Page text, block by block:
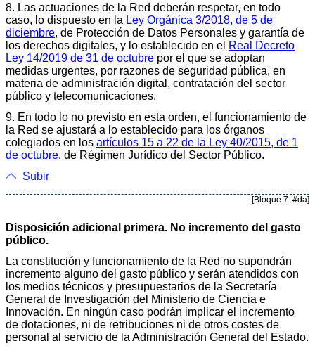
8. Las actuaciones de la Red deberán respetar, en todo
caso, lo dispuesto en la Ley Orgánica 3/2018, de 5 de
diciembre, de Protección de Datos Personales y garantía de
los derechos digitales, y lo establecido en el Real Decreto
Ley 14/2019 de 31 de octubre por el que se adoptan
medidas urgentes, por razones de seguridad pública, en
materia de administración digital, contratación del sector
público y telecomunicaciones.
9. En todo lo no previsto en esta orden, el funcionamiento de
la Red se ajustará a lo establecido para los órganos
colegiados en los artículos 15 a 22 de la Ley 40/2015, de 1
de octubre, de Régimen Jurídico del Sector Público.
Subir
[Bloque 7: #da]
Disposición adicional primera. No incremento del gasto
público.
La constitución y funcionamiento de la Red no supondrán
incremento alguno del gasto público y serán atendidos con
los medios técnicos y presupuestarios de la Secretaría
General de Investigación del Ministerio de Ciencia e
Innovación. En ningún caso podrán implicar el incremento
de dotaciones, ni de retribuciones ni de otros costes de
personal al servicio de la Administración General del Estado.